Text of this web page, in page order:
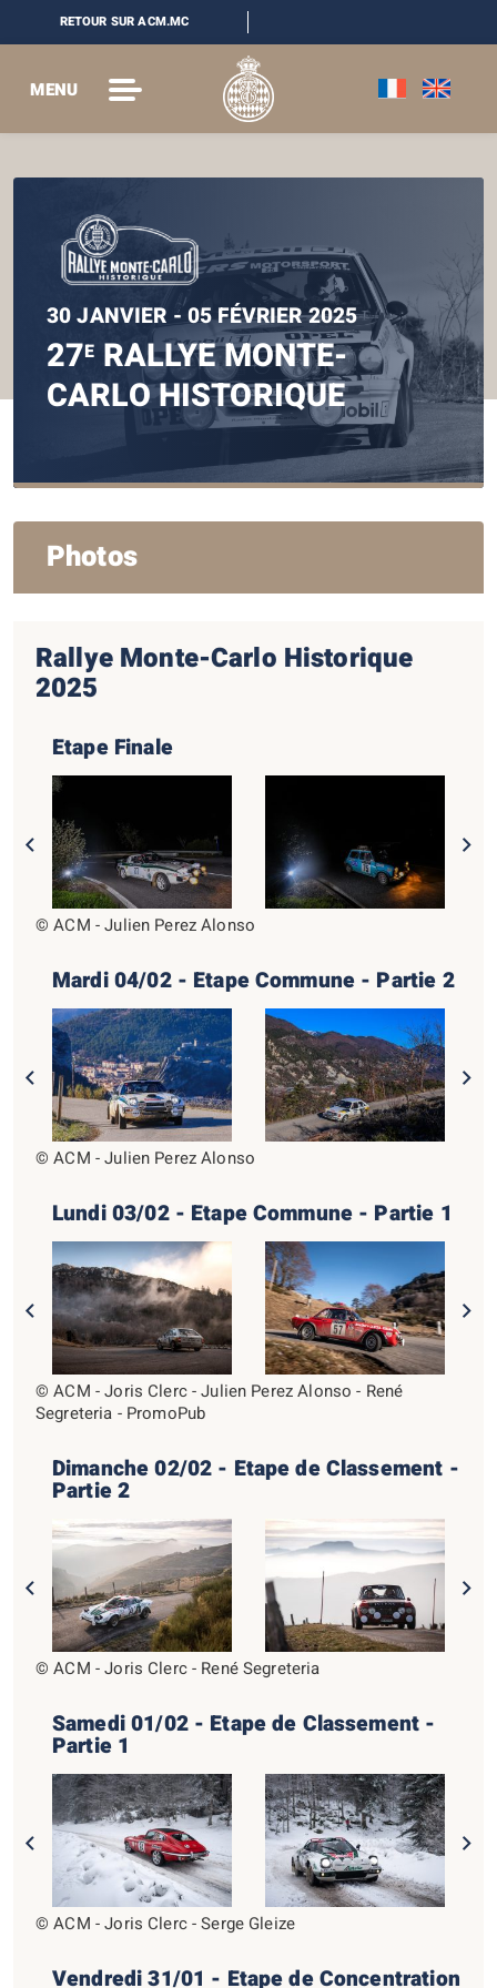
RETOUR SUR ACM.MC
MENU
30 JANVIER - 05 FÉVRIER 2025
27E RALLYE MONTE-
CARLO HISTORIQUE
Photos
Rallye Monte-Carlo Historique
2025
Etape Finale
© ACM - Julien Perez Alonso
Mardi 04/02 - Etape Commune - Partie 2
© ACM - Julien Perez Alonso
Lundi 03/02 - Etape Commune - Partie 1
© ACM - Joris Clerc - Julien Perez Alonso - René
Segreteria - PromoPub
Dimanche 02/02 - Etape de Classement -
Partie 2
© ACM - Joris Clerc - René Segreteria
Samedi 01/02 - Etape de Classement -
Partie 1
© ACM - Joris Clerc - Serge Gleize
Vendredi 31/01 - Etape de Concentration